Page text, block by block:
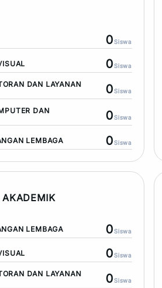
0Siswa
0Siswa
DAN LAYANAN
0Siswa
DAN
0Siswa
LEMBAGA 0Siswa
LEMBAGA 0Siswa
0Siswa
DAN LAYANAN
0Siswa